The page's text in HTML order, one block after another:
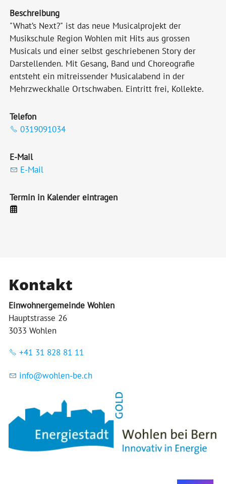
Beschreibung
"What’s Next?" ist das neue Musicalprojekt der
Musikschule Region Wohlen mit Hits aus grossen
Musicals und einer selbst geschriebenen Story der
Darstellenden. Mit Gesang, Band und Choreografie
entsteht ein mitreissender Musicalabend in der
Mehrzweckhalle Ortschwaben. Eintritt frei, Kollekte.
Telefon
0319091034
E-Mail
E-Mail
Termin in Kalender eintragen
Kontakt
Einwohnergemeinde Wohlen
Hauptstrasse 26
3033 Wohlen
+41 31 828 81 11
nf w hl n-b ch